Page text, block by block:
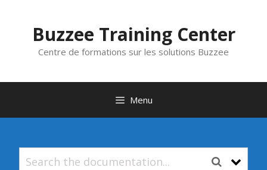
contenuBuzzee Training Center
Centre de formations sur les solutions Buzzee
Menu